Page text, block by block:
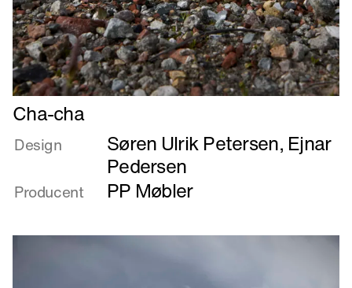
Læs
mere
om
Cha-cha
Design Søren Ulrik Petersen, Ejnar
Pedersen
Producent PP Møbler